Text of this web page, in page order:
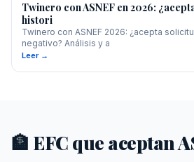
Twinero con ASNEF en 2026:
histori
Twinero con ASNEF 2026: ¿acepta
negativo? Análisis y a
Leer →
🏦 EFC que aceptan